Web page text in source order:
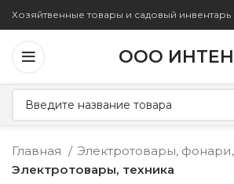
Хозяйтвенные товары и садовый инвентарь
ООО ИНТЕН
Главная
Электротовары,
Электротовары, техника